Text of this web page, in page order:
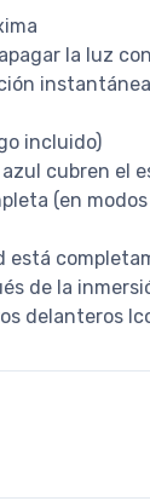
la luz
incluido)
cubren el
(en
está
de la
delanteros